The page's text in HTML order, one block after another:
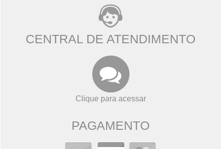
CENTRAL DE ATENDIMENTO
Clique para acessar
PAGAMENTO